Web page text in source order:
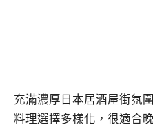
充滿濃厚日本居酒屋街氛
料理選擇多樣化，很適合